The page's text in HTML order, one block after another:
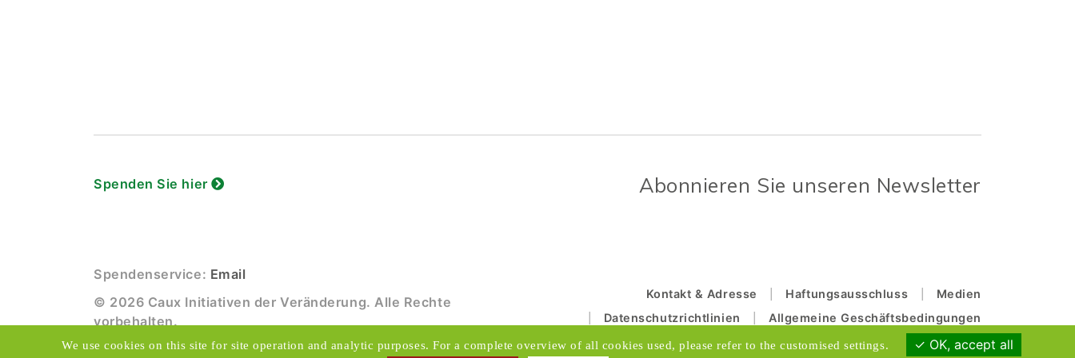
Spenden Sie hier Abonnieren Sie unseren Newsletter
Spendenservice: Email
© 2026 Caux Initiativen der Veränderung. Alle Rechte
vorbehalten.
Kontakt & Adresse Haftungsausschluss
Medien
Datenschutzrichtlinien
Allgemeine Geschäftsbedingungen
We use cookies on this site for site operation and analytic purposes. For a complete overview of all cookies used, please refer to the customised settings. OK, accept all